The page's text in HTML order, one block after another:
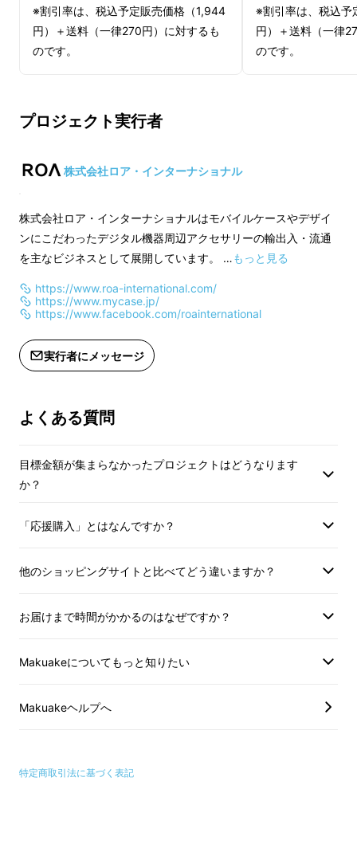
In-lineマグネッティックペンシルホルダーは
着テープを使って簡単に取り付け
シルホルダーを簡単に折りたためる
Apple Pencilが邪魔になることのないよう設
※割引率は、税込予定販売価格（1,944
円）＋送料（一律270円）に対するも
のです。
下記5色からご希望の色をお選びいた
だけます。
ミッドナイトブルー / ブラック / レッ
＜ご支援にあたっての注意＞
※製品につきましては、予告なくデザ
ございます。
※超早割をご支援頂いた方から9月～10
※ご支援の数が想定を上回った場合、
製造工程上の都合により出荷時期が遅
※一般販売予定価格はメーカーの仕様
変更により多少増減する場合がござい
クラウドファンディングの性質上、以
理解とご了承いただいた上でご支援く
上げます。
※割引率は、税込
円）＋送料（一律
のです。
＜ご支援にあたっ
※超早割をご支援頂
理解とご了承いた
上げます。
プロジェクト実行者
株式会社ロア・インターナショナル
株式会社ロア・インターナショナルはモバイルケースやデザイ
ンにこだわったデジタル機器周辺アクセサリーの輸出入・流通
を主なビジネスとして展開しています。 …もっと見る
https://www.roa-international.com/
https://www.mycase.jp/
https://www.facebook.com/roainternational
実行者にメッセージ
よくある質問
目標金額が集まらなかったプロジェクトはどうなります
か？
「応援購入」とはなんですか？
他のショッピングサイトと比べてどう違いますか？
お届けまで時間がかかるのはなぜですか？
Makuakeについてもっと知りたい
Makuakeヘルプへ
特定商取引法に基づく表記